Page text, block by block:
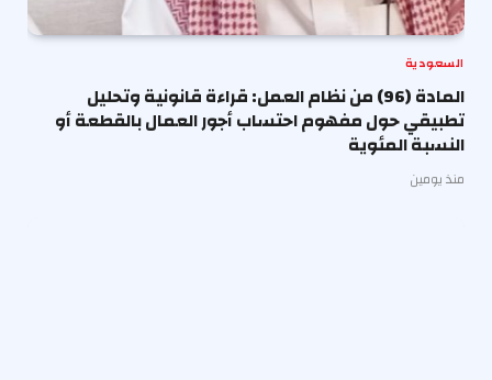
السعودية
المادة (96) من نظام العمل: قراءة قانونية وتحليل
تطبيقي حول مفهوم احتساب أجور العمال بالقطعة أو
النسبة المئوية
منذ يومين